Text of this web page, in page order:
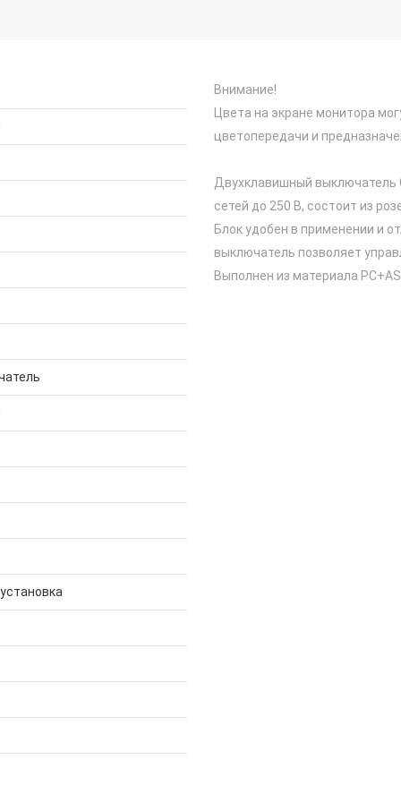
Внимание!
Цвета на экране монитора
цветопередачи и
Двухклавишный выключатель
сетей до 250 В, состоит из
Блок удобен в применении и
выключатель позволяет
Выполнен из материала